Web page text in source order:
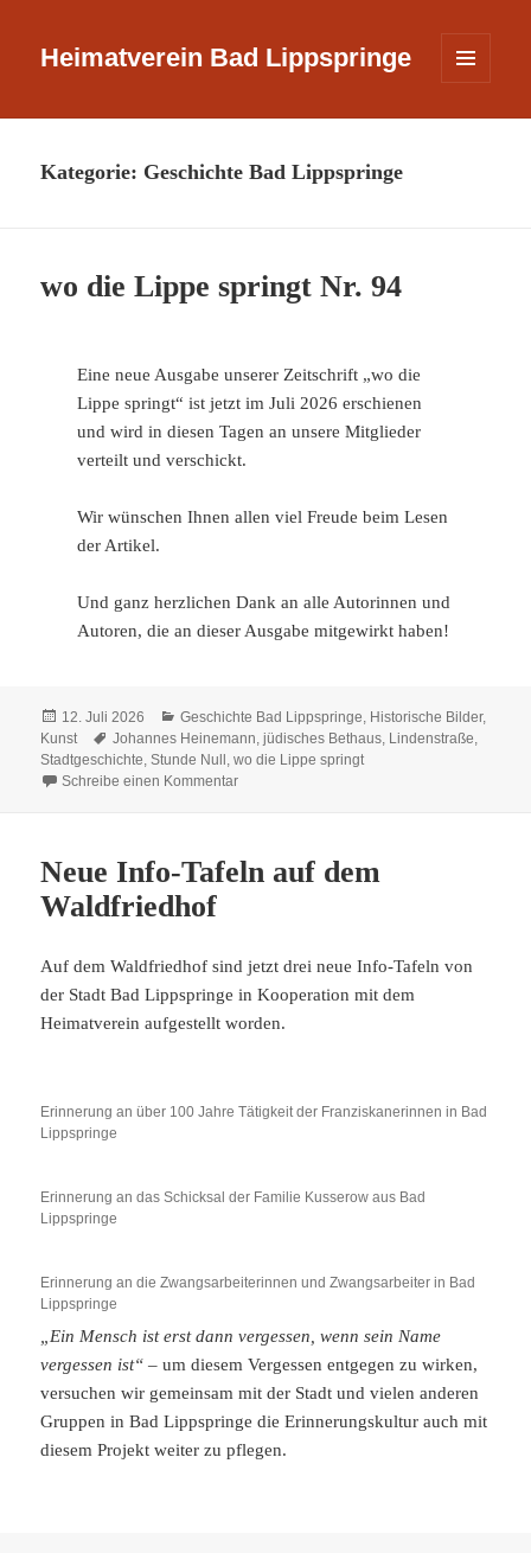
Heimatverein Bad Lippspringe
WIDGETS
Kategorie: Geschichte Bad Lippspringe
wo die Lippe springt Nr. 94
Eine neue Ausgabe unserer Zeitschrift „wo die
Lippe springt“ ist jetzt im Juli 2026 erschienen
und wird in diesen Tagen an unsere Mitglieder
verteilt und verschickt.
Wir wünschen Ihnen allen viel Freude beim Lesen
der Artikel.
Und ganz herzlichen Dank an alle Autorinnen und
Autoren, die an dieser Ausgabe mitgewirkt haben!
Veröffentlicht
am
12. Juli 2026 Kategorien
Geschichte Bad Lippspringe, Historische Bilder,
Kunst
Schlagwörter
Johannes Heinemann,jüdisches Bethaus, Lindenstraße,
Stadtgeschichte,Stunde Null ,wo die Lippe springt
Schreibe einen Kommentarzu wo die Lippe springt Nr. 94
Neue Info-Tafeln auf dem
Waldfriedhof
Auf dem Waldfriedhof sind jetzt drei neue Info-Tafeln von
der Stadt Bad Lippspringe in Kooperation mit dem
Heimatverein aufgestellt worden.
Erinnerung an über 100 Jahre Tätigkeit der Franziskanerinnen in Bad
Lippspringe
Erinnerung an das Schicksal der Familie Kusserow aus Bad
Lippspringe
Erinnerung an die Zwangsarbeiterinnen und Zwangsarbeiter in Bad
Lippspringe
„Ein Mensch ist erst dann vergessen, wenn sein Name
vergessen ist“– um diesem Vergessen entgegen zu wirken,
versuchen wir gemeinsam mit der Stadt und vielen anderen
Gruppen in Bad Lippspringe die Erinnerungskultur auch mit
diesem Projekt weiter zu pflegen.